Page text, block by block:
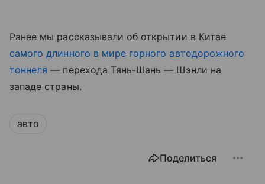
Ранее мы рассказывали об открытии в Китае
самого длинного в мире горного автодорожного
тоннеля — перехода Тянь-Шань — Шэнли на
западе страны.
авто
Поделиться